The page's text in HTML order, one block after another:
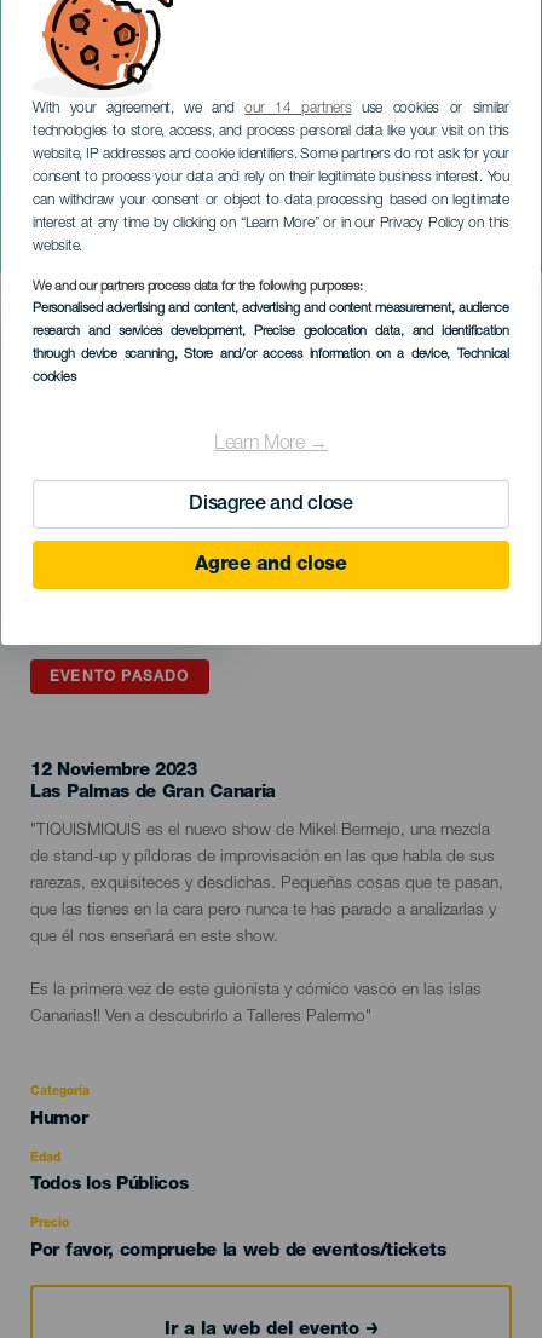
With your agreement, we andour 14 partnersuse cookies or similar
technologies to store, access, and process personal data like your visit on this
website, IP addresses and cookie identifiers. Some partners do not ask for your
consent to process your data and rely on their legitimate business interest. You
can withdraw your consent or object to data processing based on legitimate
interest at any time by clicking on “Learn More” or in our Privacy Policy on this
website.
We and our partners process data for the following purposes:
Personalised advertising and content, advertising and content measurement, audience
research and services development, Precise geolocation data, and identification
through device scanning, Store and/or access information on a device, Technical
cookies
Learn More →
Disagree and close
Agree and close
Mikel Bermejo.
Tiquismiquis
GRAN CANARIA
Imagen
Listado
EVENTO PASADO
12 Noviembre 2023
Localidad
Las Palmas de Gran Canaria
Descripción
del
evento
"TIQUISMIQUIS es el nuevo show de Mikel Bermejo, una mezcla
de stand-up y píldoras de improvisación en las que habla de sus
rarezas, exquisiteces y desdichas. Pequeñas cosas que te pasan,
que las tienes en la cara pero nunca te has parado a analizarlas y
que él nos enseñará en este show.
Es la primera vez de este guionista y cómico vasco en las islas
Canarias!! Ven a descubrirlo a Talleres Palermo"
Categoría
Categoría
evento
Humor
Edad
Edad
Todos los Públicos
Precio
Por favor, compruebe la web de eventos/tickets
Ir a la web del evento